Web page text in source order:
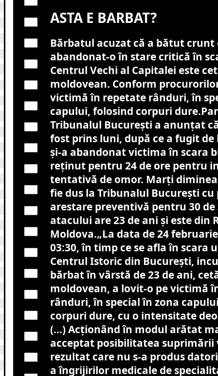
ASTA E BARBAT?
Bărbatul acuzat că a bătut crunt
abandonat-o în stare critică în
Centrul Vechi al Capitalei este
moldovean. Conform
victimă în repetate rânduri, în
capului, folosind corpuri dure.
Tribunalul București a anunțat
fost prins luni, după ce a fugit
și-a abandonat victima în scara
reținut pentru 24 de ore pentru
tentativă de omor. Marți
fie dus la Tribunalul București cu
arestare preventivă pentru 30
atacului are 23 de ani și este din
Moldova.„La data de 24
03:30, în timp ce se afla în scara
Centrul Istoric din București,
bărbat în vârstă de 23 de ani,
moldovean, a lovit-o pe victimă
rânduri, în special în zona
corpuri dure, cu o intensitate
(…) Acționând în modul arătat
acceptat posibilitatea
rezultat care nu s-a produs
a îngrijirilor medicale de